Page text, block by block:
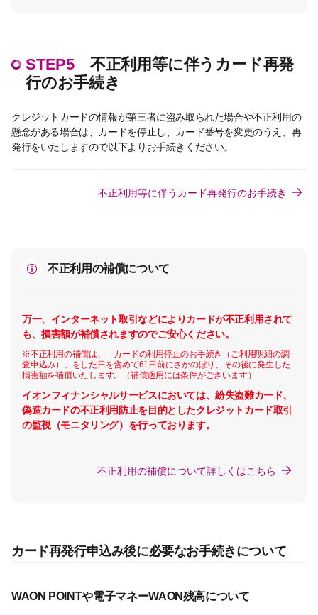
STEP5 不正利用等に伴うカード再発
行のお手続き
クレジットカードの情報が第三者に盗み取られた場合や不正利用の
懸念がある場合は、カードを停止し、カード番号を変更のうえ、再
発行をいたしますので以下よりお手続きください。
不正利用等に伴うカード再発行のお手続き
不正利用の補償について
万一、インターネット取引などによりカードが不正利用されて
も、損害額が補償されますのでご安心ください。
※不正利用の補償は、「カードの利用停止のお手続き（ご利用明細の調
査申込み）」をした日を含めて61日前にさかのぼり、その後に発生した
損害額を補償いたします。（補償適用には条件がございます）
イオンフィナンシャルサービスにおいては、紛失盗難カード、
偽造カードの不正利用防止を目的としたクレジットカード取引
の監視（モニタリング）を行っております。
不正利用の補償について詳しくはこちら
カード再発行申込み後に必要なお手続きについて
WAON POINTや電子マネーWAON残高について